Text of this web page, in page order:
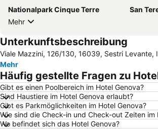
Nationalpark Cinque Terre
San
Mehr
Unterkunftsbeschreibung
Viale Mazzini, 126/130, 16039, Sestri Levante,
Mehr
Häufig gestellte Fragen zu
Gibt es einen Poolbereich im Hotel Genova?
Sind Haustiere im Hotel Genova erlaubt?
Gibt es Parkmöglichkeiten im Hotel Genova?
Wie sind die Check-in und Check-out Zeiten im
Wo befindet sich das Hotel Genova?